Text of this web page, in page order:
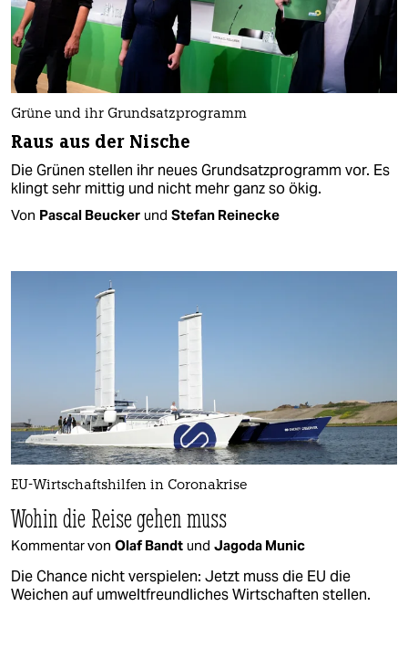
Grüne und ihr Grundsatzprogramm
Raus aus der Nische
Die Grünen stellen ihr neues Grundsatzprogramm vor. Es
klingt sehr mittig und nicht mehr ganz so ökig.
Von Pascal Beucker und Stefan Reinecke
EU-Wirtschaftshilfen in Coronakrise
Wohin die Reise gehen muss
Kommentar von Olaf Bandt und Jagoda Munic
Die Chance nicht verspielen: Jetzt muss die EU die
Weichen auf umweltfreundliches Wirtschaften stellen.